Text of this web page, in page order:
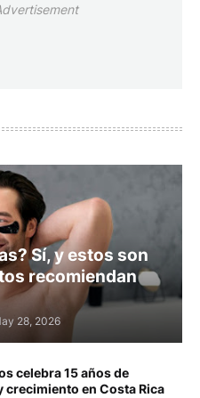
Sí, y estos son
recomiendan
28, 2026
celebra 15 años de
crecimiento en Costa Rica